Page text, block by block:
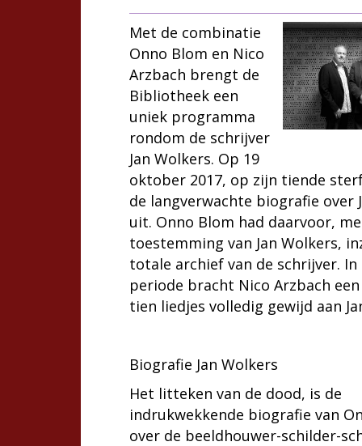
Met de combinatie
Onno Blom en Nico
Arzbach brengt de
Bibliotheek een
uniek programma
rondom de schrijver
Jan Wolkers. Op 19
oktober 2017, op zijn tiende
de langverwachte biografie over
uit. Onno Blom had daarvoor,
toestemming van Jan Wolkers,
totale archief van de schrijver. In
periode bracht Nico Arzbach
tien liedjes volledig gewijd aan
Biografie Jan Wolkers
Het litteken van de dood, is de
indrukwekkende biografie van
over de beeldhouwer-schilder-